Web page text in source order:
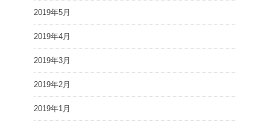
2019年5月
2019年4月
2019年3月
2019年2月
2019年1月